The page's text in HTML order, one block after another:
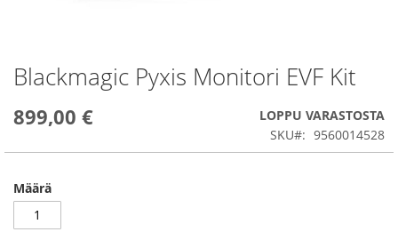
Blackmagic Pyxis Monitori EVF Kit
899,00 €
LOPPU VARASTOSTA
SKU
9560014528
Määrä
Skip
to
beginning
the
gallery